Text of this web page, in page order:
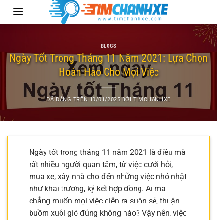
BLOGS
Ngày Tốt Trong Tháng 11 Năm 2021: Lựa Chọn
Hoàn Hảo Cho Mọi Việc
ĐÃ ĐĂNG TRÊN 10/01/2025 BỞITIMCHANHXE
Ngày tốt trong tháng 11 năm 2021 là điều mà
rất nhiều người quan tâm, từ việc cưới hỏi,
mua xe, xây nhà cho đến những việc nhỏ nhặt
như khai trương, ký kết hợp đồng. Ai mà
chẳng muốn mọi việc diễn ra suôn sẻ, thuận
buồm xuôi gió đúng không nào? Vậy nên, việc